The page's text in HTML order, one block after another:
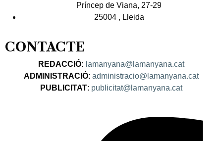
Príncep de Viana, 27-29
25004 , Lleida
CONTACTE
REDACCIÓ: lamanyana@lamanyana.cat
ADMINISTRACIÓ: administracio@lamanyana.cat
PUBLICITAT: publicitat@lamanyana.cat